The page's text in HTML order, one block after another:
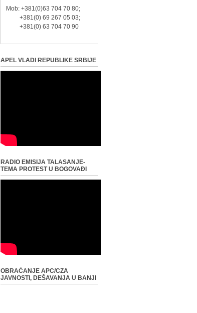
Mob: +381(0)63 704 70 80;
+381(0) 69 267 05 03;
+381(0) 63 704 70 90
APEL VLADI REPUBLIKE SRBIJE
RADIO EMISIJA TALASANJE-
TEMA PROTEST U BOGOVAĐI
OBRAĆANJE APC/CZA
JAVNOSTI, DEŠAVANJA U BANJI